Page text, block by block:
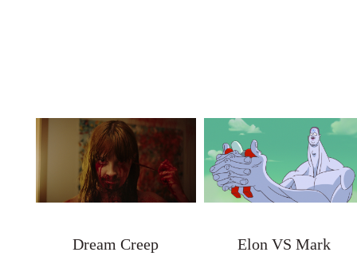
Dream Creep Elon VS Mark